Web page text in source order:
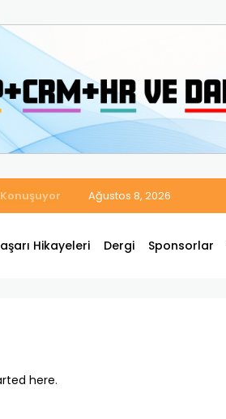
Süreçlerini Tek Platformda Birleştirdi
Ağustos 8, 2026
Hikayeleri Dergi Sponsorlar
here.